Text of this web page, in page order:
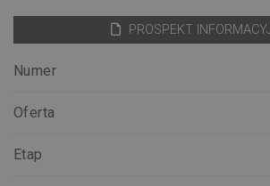
PROSPEKT
Numer
Oferta
Etap